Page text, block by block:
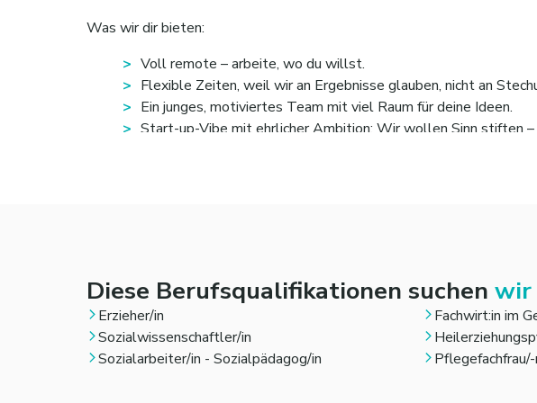
Was wir dir bieten:
Voll remote – arbeite, wo du willst.
Flexible Zeiten, weil wir an Ergebnisse glauben, nicht an
Ein junges, motiviertes Team mit viel Raum für deine Ideen.
Start-up-Vibe mit ehrlicher Ambition: Wir wollen Sinn stiften –
Wir sindseit 2023 ein stets wachsendes Unternehmen mit
https://www.kununu.com/de/social-matching-plattformen
Wenn Du dich verantwortungsbewusst in einem fachlich erfahrenen
richtig bei uns!
Diese Berufsqualifikationen suchen wir
Erzieher/in Fachwirt:in im
Sozialwissenschaftler/in
Sozialarbeiter/in - Sozialpädagog/in
Pflegefachfrau/-